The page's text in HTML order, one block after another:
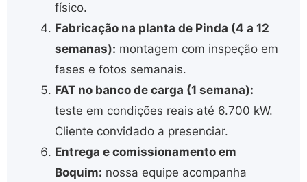
físico.
Fabricação na planta de Pinda (4 a 12
semanas): montagem com inspeção em
fases e fotos semanais.
FAT no banco de carga (1 semana):
teste em condições reais até 6.700 kW.
Cliente convidado a presenciar.
Entrega e comissionamento em
Boquim: nossa equipe acompanha